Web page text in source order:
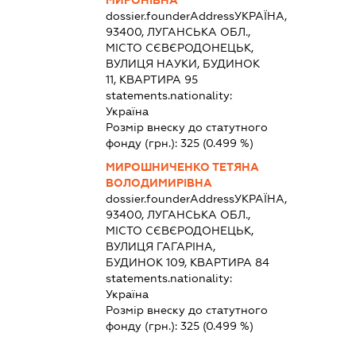
dossier.founderAddressУКРАЇНА,
93400, ЛУГАНСЬКА ОБЛ.,
МІСТО СЄВЄРОДОНЕЦЬК,
ВУЛИЦЯ НАУКИ, БУДИНОК
11, КВАРТИРА 95
statements.nationality:
Україна
Розмір внеску до статутного
фонду (грн.): 325(0.499 %)
МИРОШНИЧЕНКО ТЕТЯНА
ВОЛОДИМИРІВНА
dossier.founderAddressУКРАЇНА,
93400, ЛУГАНСЬКА ОБЛ.,
МІСТО СЄВЄРОДОНЕЦЬК,
ВУЛИЦЯ ГАГАРІНА,
БУДИНОК 109, КВАРТИРА 84
statements.nationality:
Україна
Розмір внеску до статутного
фонду (грн.): 325(0.499 %)